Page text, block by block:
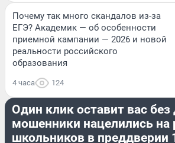
Почему так много скандалов из-за
ЕГЭ? Академик — об особенности
приемной кампании — 2026 и новой
реальности российского
образования
4 часа 124
ПРОИСШЕСТВИЯ
Один клик оставит вас без
мошенники нацелились на
школьников в преддверии